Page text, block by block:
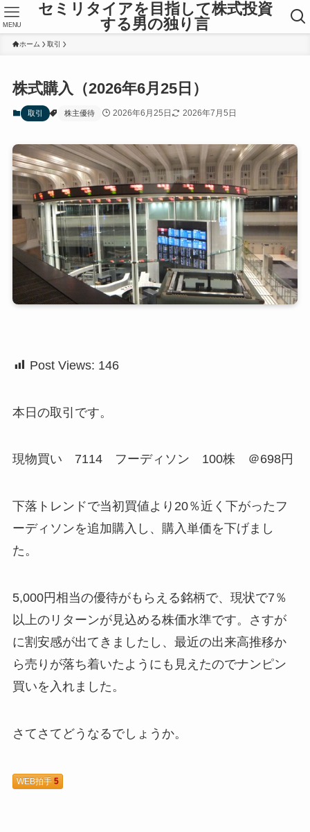
セミリタイアを目指して株式投資
する男の独り言
MENU
ホーム 取引
株式購入（2026年6月25日）
取引 株主優待 2026年6月25日 2026年7月5日
Post Views: 146
本日の取引です。
現物買い 7114 フーディソン 100株 ＠698円
下落トレンドで当初買値より20％近く下がったフ
ーディソンを追加購入し、購入単価を下げまし
た。
5,000円相当の優待がもらえる銘柄で、現状で7％
以上のリターンが見込める株価水準です。さすが
に割安感が出てきましたし、最近の出来高推移か
ら売りが落ち着いたようにも見えたのでナンピン
買いを入れました。
さてさてどうなるでしょうか。
WEB拍手 5